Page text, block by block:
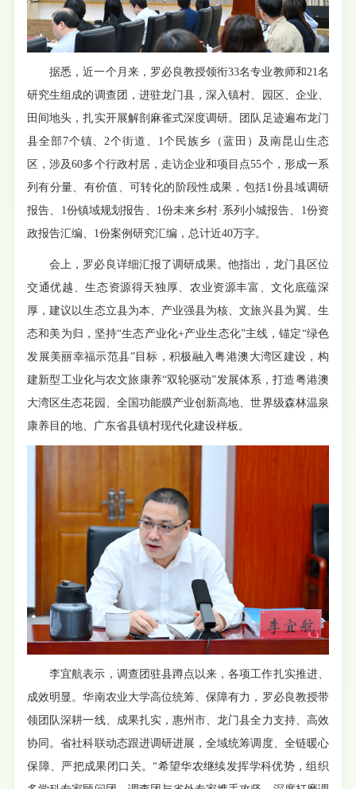
据悉，近一个月来，罗必良教授领衔33名专业教师和21名
研究生组成的调查团，进驻龙门县，深入镇村、园区、企业、
田间地头，扎实开展解剖麻雀式深度调研。团队足迹遍布龙门
县全部7个镇、2个街道、1个民族乡（蓝田）及南昆山生态
区，涉及60多个行政村居，走访企业和项目点55个，形成一系
列有分量、有价值、可转化的阶段性成果，包括1份县域调研
报告、1份镇域规划报告、1份未来乡村·系列小城报告、1份资
政报告汇编、1份案例研究汇编，总计近40万字。
会上，罗必良详细汇报了调研成果。他指出，龙门县区位
交通优越、生态资源得天独厚、农业资源丰富、文化底蕴深
厚，建议以生态立县为本、产业强县为核、文旅兴县为翼、生
态和美为归，坚持“生态产业化+产业生态化”主线，锚定“绿色
发展美丽幸福示范县”目标，积极融入粤港澳大湾区建设，构
建新型工业化与农文旅康养“双轮驱动”发展体系，打造粤港澳
大湾区生态花园、全国功能膜产业创新高地、世界级森林温泉
康养目的地、广东省县镇村现代化建设样板。
李宜航表示，调查团驻县蹲点以来，各项工作扎实推进、
成效明显。华南农业大学高位统筹、保障有力，罗必良教授带
领团队深耕一线、成果扎实，惠州市、龙门县全力支持、高效
协同。省社科联动态跟进调研进展，全域统筹调度、全链暖心
保障、严把成果闭口关。“希望华农继续发挥学科优势，组织